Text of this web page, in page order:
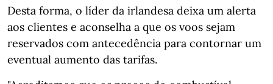
Desta forma, o líder da irlandesa deixa um alerta
aos clientes e aconselha a que os voos sejam
reservados com antecedência para contornar um
eventual aumento das tarifas.